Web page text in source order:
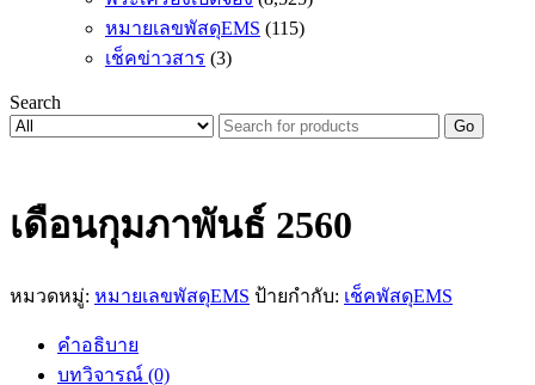
หมายเลขพัสดุEMS (115)
เช็คข่าวสาร (3)
Search
Go
เดือนกุมภาพันธ์ 2560
หมวดหมู่: หมายเลขพัสดุEMS ป้ายกำกับ: เช็คพัสดุEMS
คำอธิบาย
บทวิจารณ์ (0)